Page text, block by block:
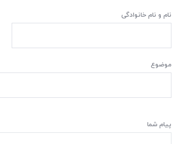
نام و نام خانوادگی
موضوع
پیام شما